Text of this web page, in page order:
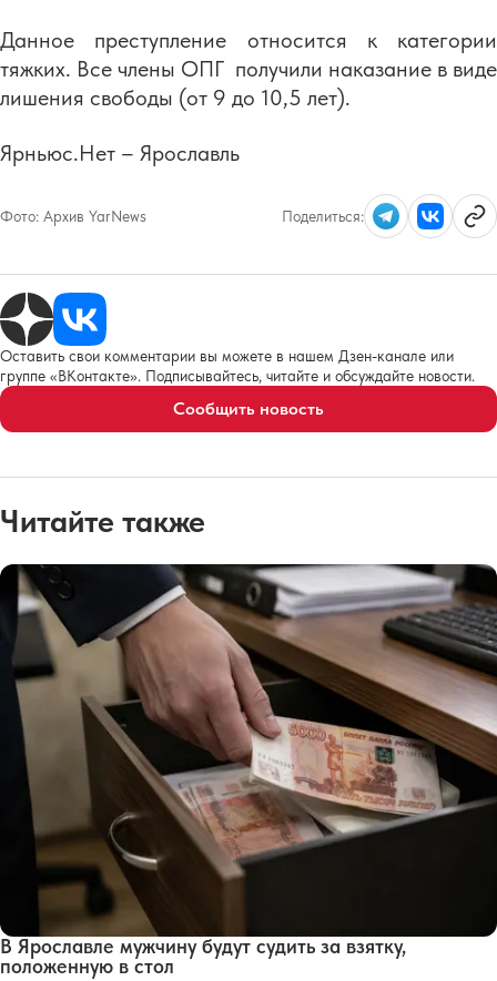
Данное преступление относится к категории
тяжких. Все члены ОПГ получили наказание в виде
лишения свободы (от 9 до 10,5 лет).
Ярньюс.Нет – Ярославль
Фото: Архив YarNews Поделиться:
Оставить свои комментарии вы можете в нашем Дзен-канале или
группе «ВКонтакте». Подписывайтесь, читайте и обсуждайте новости.
Сообщить новость
Читайте также
В Ярославле мужчину будут судить за взятку,
положенную в стол